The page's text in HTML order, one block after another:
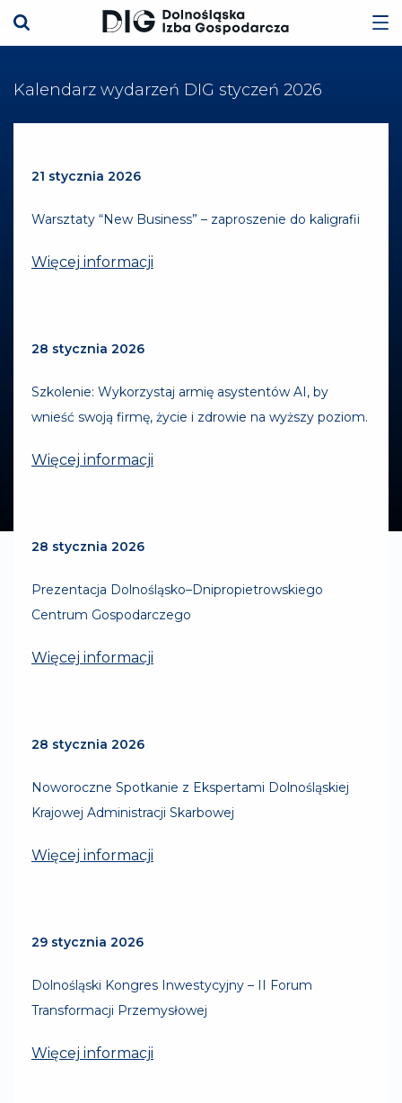
Kalendarz wydarzeń DIG styczeń 2026
21 stycznia 2026
Warsztaty “New Business” – zaproszenie do kaligrafii
Więcej informacji
28 stycznia 2026
Szkolenie: Wykorzystaj armię asystentów AI, by
wnieść swoją firmę, życie i zdrowie na wyższy poziom.
Więcej informacji
28 stycznia 2026
Prezentacja Dolnośląsko–Dnipropietrowskiego
Centrum Gospodarczego
Więcej informacji
28 stycznia 2026
Noworoczne Spotkanie z Ekspertami Dolnośląskiej
Krajowej Administracji Skarbowej
Więcej informacji
29 stycznia 2026
Dolnośląski Kongres Inwestycyjny – II Forum
Transformacji Przemysłowej
Więcej informacji